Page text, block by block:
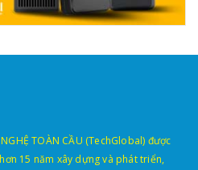
TOÀN CẦU (TechGlobal) được
15 năm xây dựng và phát triển,